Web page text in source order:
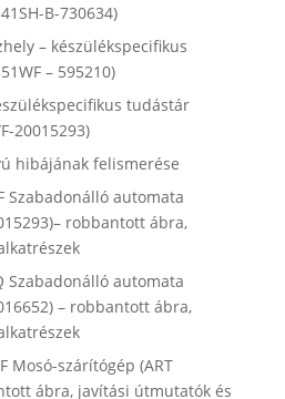
B-730634)
– készülékspecifikus
– 595210)
tudástár
20015293)
hibájának felismerése
Szabadonálló automata
robbantott ábra,
Szabadonálló automata
– robbantott ábra,
Mosó-szárítógép (ART
ábra, javítási útmutatók és